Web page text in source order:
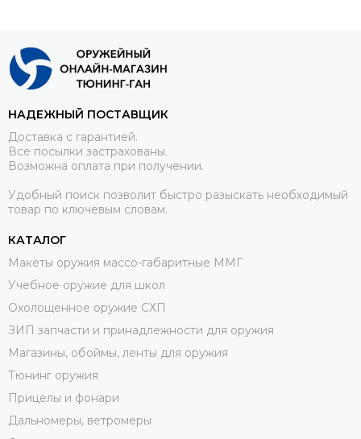
НАДЕЖНЫЙ ПОСТАВЩИК
Доставка с гарантией.
Все посылки застрахованы.
Возможна оплата при получении.
Удобный поиск позволит быстро разыскать необходимый
товар по ключевым словам.
КАТАЛОГ
Макеты оружия массо-габаритные ММГ
Учебное оружие для школ
Охолощенное оружие СХП
ЗИП запчасти и принадлежности для оружия
Магазины, обоймы, ленты для оружия
Тюнинг оружия
Прицелы и фонари
Дальномеры, ветромеры